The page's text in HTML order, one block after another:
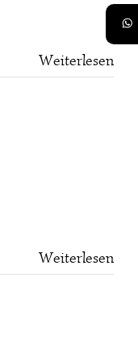
Weiterlesen
Weiterlesen